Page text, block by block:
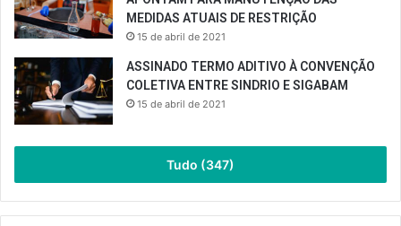
MEDIDAS ATUAIS DE RESTRIÇÃO
15 de abril de 2021
ASSINADO TERMO ADITIVO À CONVENÇÃO
COLETIVA ENTRE SINDRIO E SIGABAM
15 de abril de 2021
Tudo (347)